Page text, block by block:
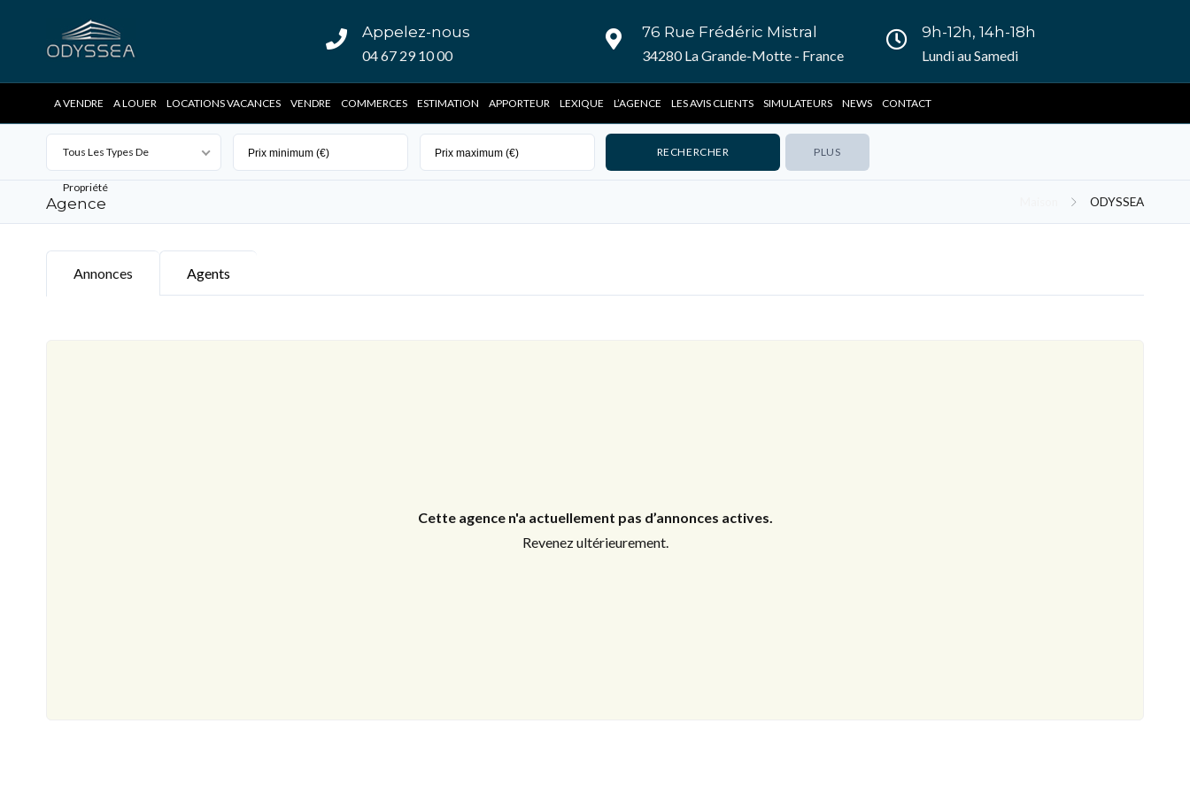
Appelez-nous
04 67 29 10 00
76 Rue Frédéric Mistral
34280 La Grande-Motte - France
9h-12h, 14h-18h
Lundi au Samedi
A VENDRE A LOUER LOCATIONS VACANCES VENDRE COMMERCES ESTIMATION APPORTEUR LEXIQUE L’AGENCE LES AVIS CLIENTS SIMULATEURS NEWS CONTACT
Tous Les Types De
Propriété
PLUS
Agence ODYSSEA
Annonces Agents
Cette agence n'a actuellement pas d’annonces actives.
Revenez ultérieurement.